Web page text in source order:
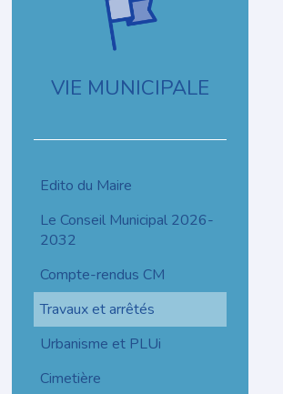
VIE MUNICIPALE
Edito du Maire
Le Conseil Municipal 2026-
2032
Compte-rendus CM
Travaux et arrêtés
Urbanisme et PLUi
Cimetière